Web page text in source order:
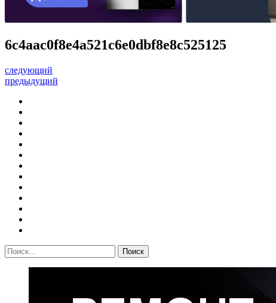
6c4aac0f8e4a521c6e0dbf8e8c525125
следующий
предыдущий